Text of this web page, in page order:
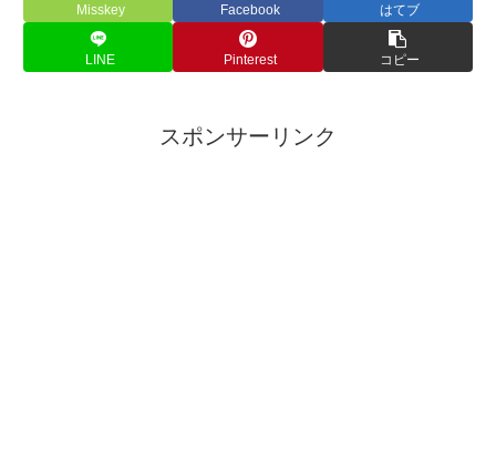
Misskey Facebook はてブ
LINE Pinterest コピー
スポンサーリンク